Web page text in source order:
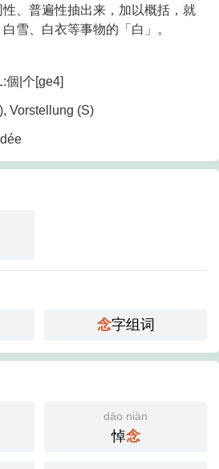
、普遍性抽出来，加以概括，就
雪、白衣等事物的「白」。
個|个[ge4]
Vorstellung (S)​
念字组词
dào niàn
悼念